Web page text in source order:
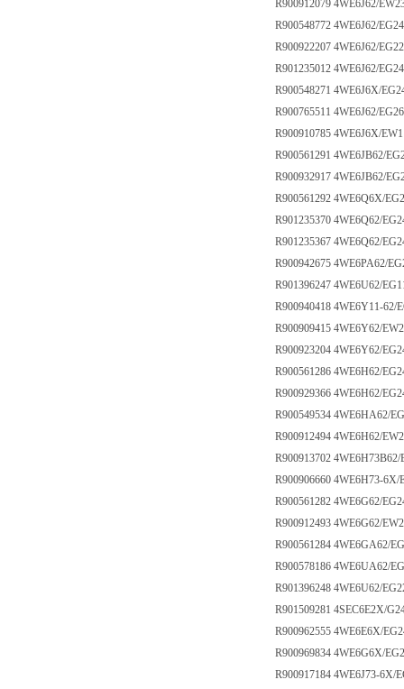
R900912079 4WE6J62/
R900548772 4WE6J62/
R900922207 4WE6J62/
R901235012 4WE6J62/
R900548271 4WE6J6X/
R900765511 4WE6J62/
R900910785 4WE6J6X/
R900561291 4WE6JB62/
R900932917 4WE6JB62/
R900561292 4WE6Q6X/
R901235370 4WE6Q62/
R901235367 4WE6Q62/
R900942675 4WE6PA62/
R901396247 4WE6U62/
R900940418 4WE6Y11-62/
R900909415 4WE6Y62/
R900923204 4WE6Y62/
R900561286 4WE6H62/
R900929366 4WE6H62/
R900549534 4WE6HA62/
R900912494 4WE6H62/
R900913702
R900906660 4WE6H73-
R900561282 4WE6G62/
R900912493 4WE6G62/
R900561284 4WE6GA62/
R900578186 4WE6UA62/
R901396248 4WE6U62/
R901509281 4SEC6E2X/
R900962555 4WE6E6X/
R900969834 4WE6G6X/
R900917184 4WE6J73-6X/